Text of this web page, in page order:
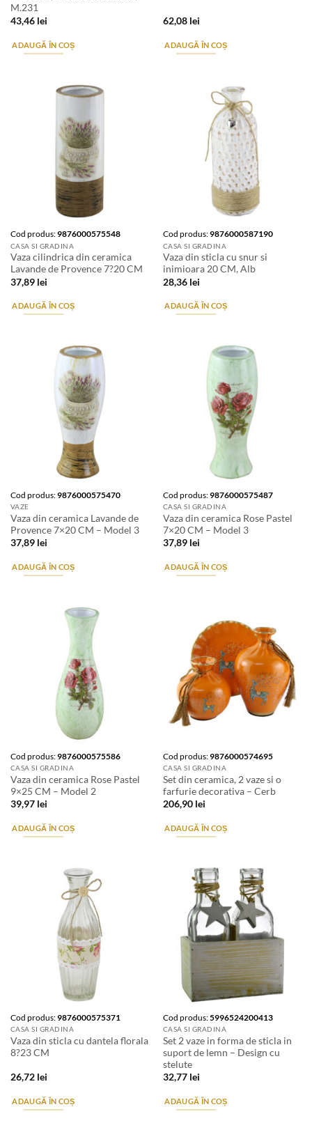
M.231
43,46 lei
ADAUGĂ ÎN COȘ
62,08 lei
ADAUGĂ ÎN COȘ
Cod produs:9876000575548
CASA SI GRADINA
Vaza cilindrica din ceramica
Lavande de Provence 7?20 CM
37,89 lei
ADAUGĂ ÎN COȘ
Cod produs:9876000587190
CASA SI GRADINA
Vaza din sticla cu snur si
inimioara 20 CM, Alb
28,36 lei
ADAUGĂ ÎN COȘ
Cod produs:9876000575470
VAZE
Vaza din ceramica Lavande de
Provence 7×20 CM – Model 3
37,89 lei
ADAUGĂ ÎN COȘ
Cod produs:9876000575487
CASA SI GRADINA
Vaza din ceramica Rose Pastel
7×20 CM – Model 3
37,89 lei
ADAUGĂ ÎN COȘ
Cod produs:9876000575586
CASA SI GRADINA
Vaza din ceramica Rose Pastel
9×25 CM – Model 2
39,97 lei
ADAUGĂ ÎN COȘ
Cod produs:9876000574695
CASA SI GRADINA
Set din ceramica, 2 vaze si o
farfurie decorativa – Cerb
206,90 lei
ADAUGĂ ÎN COȘ
Cod produs:9876000575371
CASA SI GRADINA
Vaza din sticla cu dantela florala
8?23 CM
26,72 lei
ADAUGĂ ÎN COȘ
Cod produs:5996524200413
CASA SI GRADINA
Set 2 vaze in forma de sticla in
suport de lemn – Design cu
stelute
32,77 lei
ADAUGĂ ÎN COȘ